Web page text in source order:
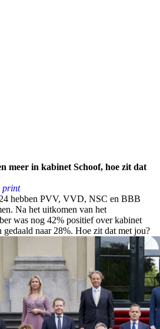
meer in kabinet Schoof, hoe zit dat
print
hebben PVV, VVD, NSC en BBB
Na het uitkomen van het
was nog 42% positief over kabinet
naar 28%. Hoe zit dat met jou?